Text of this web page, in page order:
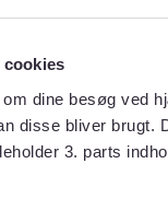
dine besøg ved
disse bliver
3. parts